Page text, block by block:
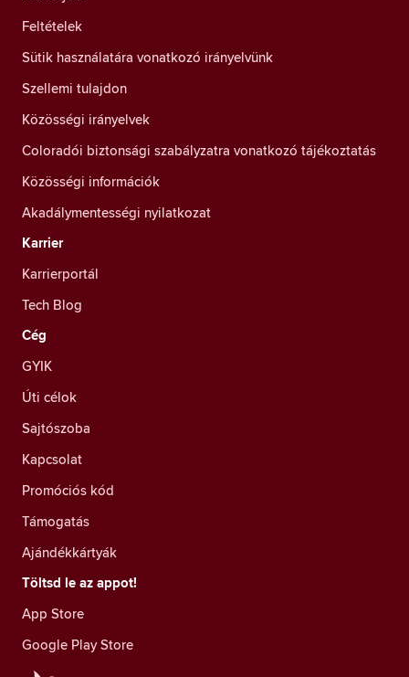
Feltételek
Sütik használatára vonatkozó irányelvünk
Szellemi tulajdon
Közösségi irányelvek
Coloradói biztonsági szabályzatra vonatkozó tájékoztatás
Közösségi információk
Akadálymentességi nyilatkozat
Karrier
Karrierportál
Tech Blog
Cég
GYIK
Úti célok
Sajtószoba
Kapcsolat
Promóciós kód
Támogatás
Ajándékkártyák
Töltsd le az appot!
App Store
Google Play Store